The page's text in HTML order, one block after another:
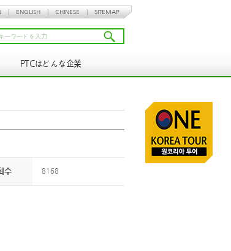
ENGLISH CHINESE SITEMAP
PTCはどんな企業
수 8168